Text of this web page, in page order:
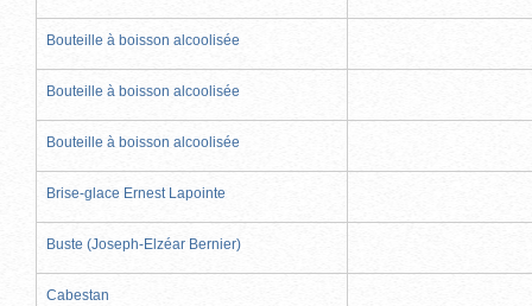
Bouteille à boisson alcoolisée
Bouteille à boisson alcoolisée
Bouteille à boisson alcoolisée
Brise-glace Ernest Lapointe
Buste (Joseph-Elzéar Bernier)
Cabestan